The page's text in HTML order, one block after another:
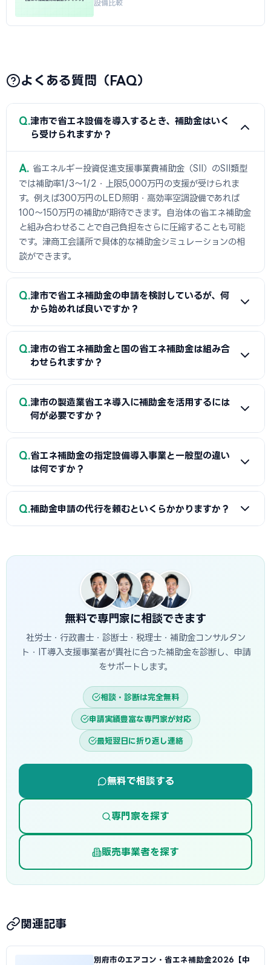
設備比較
よくある質問（FAQ）
Q 津市で省エネ設備を導入するとき、補助金はいく
ら受けられますか？
A
省エネルギー投資促進支援事業費補助金（SII）のSII類型
では補助率1/3〜1/2・上限5,000万円の支援が受けられま
す。例えば300万円のLED照明・高効率空調設備であれば
100〜150万円の補助が期待できます。自治体の省エネ補助金
と組み合わせることで自己負担をさらに圧縮することも可能
です。津商工会議所で具体的な補助金シミュレーションの相
談ができます。
Q 津市で省エネ補助金の申請を検討しているが、何
から始めれば良いですか？
A
まずは省エネ診断（無料または費用補助あり）を受けて
エネルギー使用状況を把握することが第一歩です。次に津商
について相談し、GビズIDプライムの取得（2〜3週間必要）
を並行して進めましょう。公募スケジュールに合わせた準備が
採択への近道です。
Q 津市の省エネ補助金と国の省エネ補助金は組み合
わせられますか？
A
経費項目が重複しなければ津市（または都道府県）の省エ
ネ補助金と国のSII補助金の併用が可能です。例えば太陽光発
組み合わせが一般的です。津商工会議所で最適な経費配分の
事前確認をお勧めします。
Q 津市の製造業省エネ導入に補助金を活用するには
何が必要ですか？
A
省エネ補助金（SII類型）の申請に必要な基本書類は、G
ビズIDプライム・省エネ計算書（現状比較）・設備メーカー
メーカーまたは省エネ診断機関の協力が必要です。津商工会
議所で対象設備・申請書類の確認と診断機関の紹介を受ける
Q 省エネ補助金の指定設備導入事業と一般型の違い
は何ですか？
A
指定設備導入事業は事前登録された省エネ設備から選ぶ
Q 補助金申請の代行を頼むといくらかかりますか？
す。当サイトでは津市に対応した専門家を無料でご紹介してい
無料で専門家に相談できます
社労士・行政書士・診断士・税理士・補助金コンサルタン
ト・IT導入支援事業者が貴社に合った補助金を診断し、申請
をサポートします。
相談・診断は完全無料
申請実績豊富な専門家が対応
最短翌日に折り返し連絡
無料で相談する
専門家を探す
販売事業者を探す
関連記事
別府市のエアコン・省エネ補助金2026【中